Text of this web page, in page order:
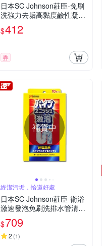
日本SC Johnson莊臣-免刷
洗強力去垢高黏度鹼性凝膠
馬桶清潔劑400g/瓶(約2分
鐘瞬效潔淨版)
$412
券
補貨中
終潔污垢，恰道好處
日本SC Johnson莊臣-衛浴
激速發泡免刷洗排水管清潔
粉21gx10包/盒(養護管道無
氯去污,浴室廁所U型管消臭
防堵塞)
$709
2 (1)